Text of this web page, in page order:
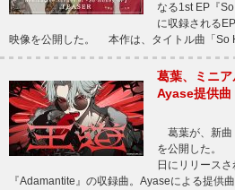
なる1st EP『
に収録される
映像を公開した。 本作は、タイトル曲「So
葛葉、ミニ
Ayase提供曲
葛葉が、新曲
を公開した。
日にリリース
『Adamantite』の収録曲。Ayaseによる提供